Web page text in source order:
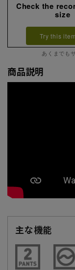
Check the
size
Try this
あくまでも
商品説明
主な機能